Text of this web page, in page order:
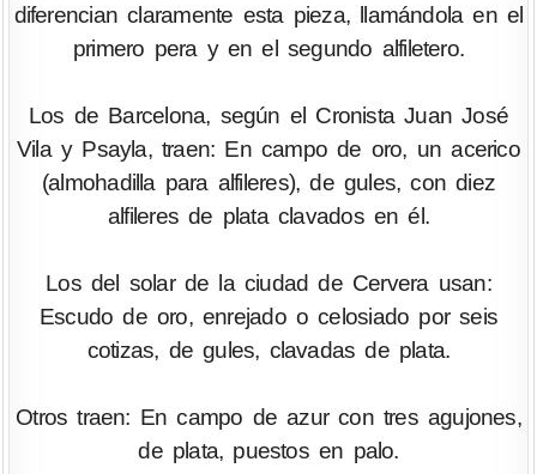
diferencian claramente esta pieza, llamándola en el
primero pera y en el segundo alfiletero.
Los de Barcelona, según el Cronista Juan José
Vila y Psayla, traen: En campo de oro, un acerico
(almohadilla para alfileres), de gules, con diez
alfileres de plata clavados en él.
Los del solar de la ciudad de Cervera usan:
Escudo de oro, enrejado o celosiado por seis
cotizas, de gules, clavadas de plata.
Otros traen: En campo de azur con tres agujones,
de plata, puestos en palo.